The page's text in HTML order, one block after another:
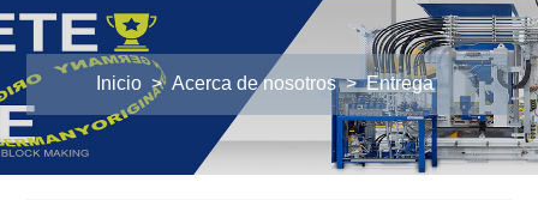
Inicio > Acerca de nosotros > Entrega